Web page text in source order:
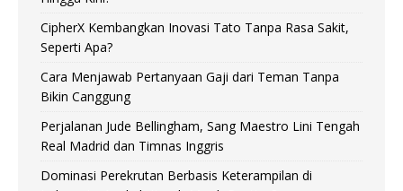
CipherX Kembangkan Inovasi Tato Tanpa Rasa Sakit,
Seperti Apa?
Cara Menjawab Pertanyaan Gaji dari Teman Tanpa
Bikin Canggung
Perjalanan Jude Bellingham, Sang Maestro Lini Tengah
Real Madrid dan Timnas Inggris
Dominasi Perekrutan Berbasis Keterampilan di